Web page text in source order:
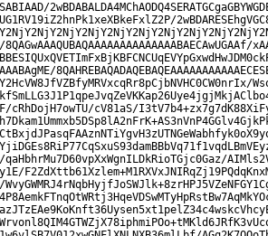
cRhDojH7owTU/cV81aS/
qaHbhrMu7D60vpXxWgnILDkRioTGjc0Gaz/